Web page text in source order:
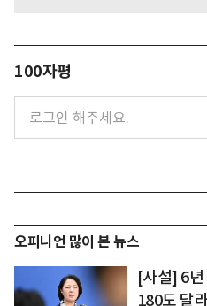
100자평
오피니언 많이 본 뉴스
[사설] 6년
180도 달